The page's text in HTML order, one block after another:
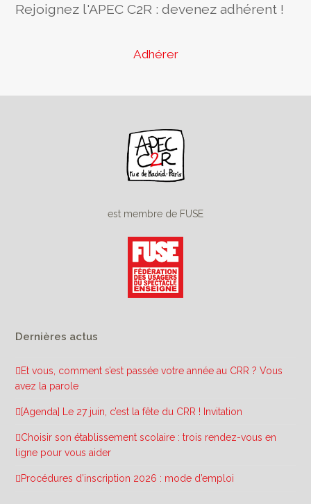
Rejoignez l'APEC C2R : devenez adhérent !
Adhérer
est membre de FUSE
Dernières actus
Et vous, comment s’est passée votre année au CRR ? Vous
avez la parole
[Agenda] Le 27 juin, c’est la fête du CRR ! Invitation
Choisir son établissement scolaire : trois rendez-vous en
ligne pour vous aider
Procédures d’inscription 2026 : mode d’emploi